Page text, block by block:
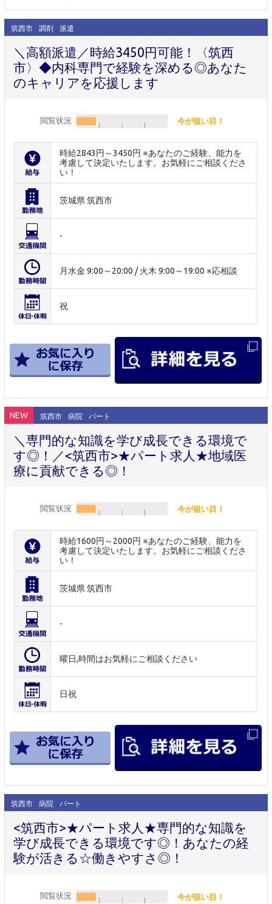
筑西市 調剤 派遣
＼高額派遣／時給3450円可能！〈筑西
市〉◆内科専門で経験を深める◎あなた
のキャリアを応援します
閲覧状況 今が狙い目！
時給2843円～3450円 ※あなたのご経験、能力を
考慮して決定いたします。お気軽にご相談くださ
い！
茨城県 筑西市
-
月水金 9:00～20:00 / 火木 9:00～19:00 ※応相談
祝
NEW 筑西市 病院 パート
＼専門的な知識を学び成長できる環境で
す◎！／<筑西市>★パート求人★地域医
療に貢献できる◎！
閲覧状況 今が狙い目！
時給1600円～2000円 ※あなたのご経験、能力を
考慮して決定いたします。お気軽にご相談くださ
い！
茨城県 筑西市
-
曜日,時間はお気軽にご相談ください
日祝
筑西市 病院 パート
<筑西市>★パート求人★専門的な知識を
学び成長できる環境です◎！あなたの経
験が活きる☆働きやすさ◎！
閲覧状況 今が狙い目！